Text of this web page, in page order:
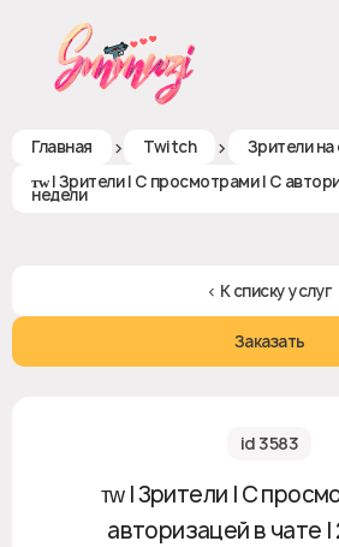
Главная > Twitch > Зрители на
ᴛᴡ | Зрители | С просмотрами | С
недели
< К списку услуг
Заказать
id 3583
ᴛᴡ | Зрители | С
авторизацей в чате |